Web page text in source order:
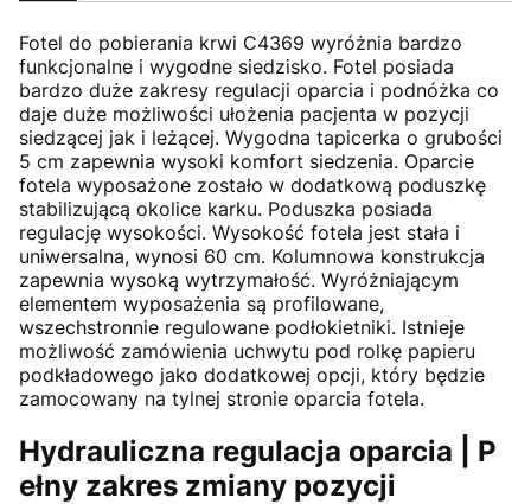
Fotel do pobierania krwi C4369 wyróżnia bardzo
funkcjonalne i wygodne siedzisko. Fotel posiada
bardzo duże zakresy regulacji oparcia i podnóżka co
daje duże możliwości ułożenia pacjenta w pozycji
siedzącej jak i leżącej. Wygodna tapicerka o grubości
5 cm zapewnia wysoki komfort siedzenia. Oparcie
fotela wyposażone zostało w dodatkową poduszkę
stabilizującą okolice karku. Poduszka posiada
regulację wysokości. Wysokość fotela jest stała i
uniwersalna, wynosi 60 cm. Kolumnowa konstrukcja
zapewnia wysoką wytrzymałość. Wyróżniającym
elementem wyposażenia są profilowane,
wszechstronnie regulowane podłokietniki. Istnieje
możliwość zamówienia uchwytu pod rolkę papieru
podkładowego jako dodatkowej opcji, który będzie
zamocowany na tylnej stronie oparcia fotela.
Hydrauliczna regulacja oparcia | P
ełny zakres zmiany pozycji